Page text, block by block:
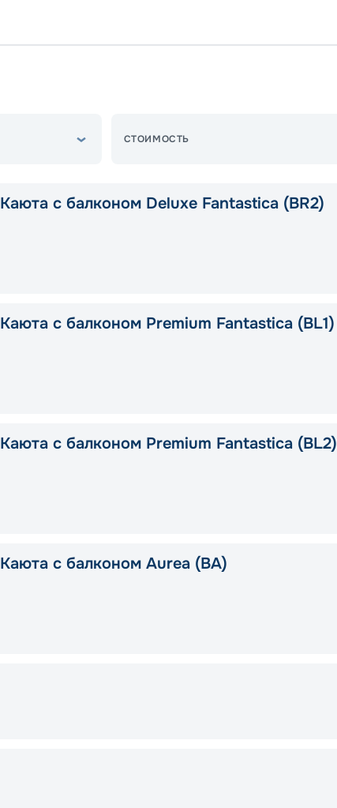
СТОИМОСТЬ
Каюта с балконом Deluxe Fantastica (BR2)
Каюта с балконом Premium Fantastica (BL1)
Каюта с балконом Premium Fantastica (BL2)
Каюта с балконом Aurea (BA)